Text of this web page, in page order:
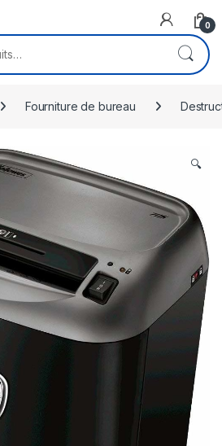
0
Fourniture de bureau
🔍